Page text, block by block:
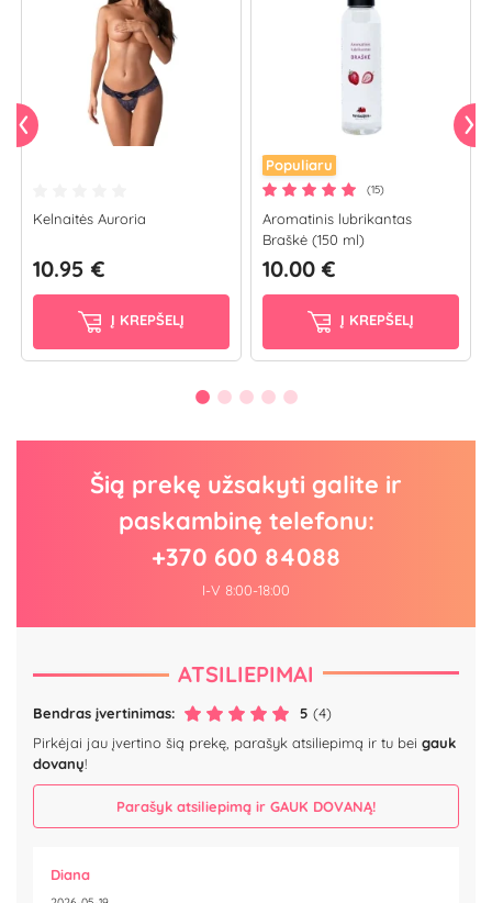
Kelnaitės Auroria
10.95 €
Į KREPŠELĮ
Populiaru
(15)
Aromatinis lubrikantas
Braškė (150 ml)
10.00 €
Į KREPŠELĮ
Šią prekę užsakyti galite ir
paskambinę telefonu:
+370 600 84088
I-V 8:00-18:00
ATSILIEPIMAI
Bendras įvertinimas: 5 (4)
Pirkėjai jau įvertino šią prekę, parašyk atsiliepimą ir tu bei gauk
dovanų!
Parašyk atsiliepimą ir GAUK DOVANĄ!
Diana